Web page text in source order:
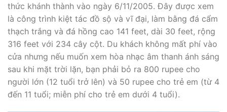
thức khánh thành vào ngày 6/11/2005. Đây được xem
là công trình kiệt tác đồ sộ và vĩ đại, làm bằng đá cẩm
thạch trắng và đá hồng cao 141 feet, dài 30 feet, rộng
316 feet với 234 cây cột. Du khách không mất phí vào
cửa nhưng nếu muốn xem hòa nhạc âm thanh ánh sáng
sau khi mặt trời lặn, bạn phải bỏ ra 800 rupee cho
người lớn (12 tuổi trở lên) và 50 rupee cho trẻ em (từ 4
đến 11 tuổi; miễn phí cho trẻ em dưới 4 tuổi).